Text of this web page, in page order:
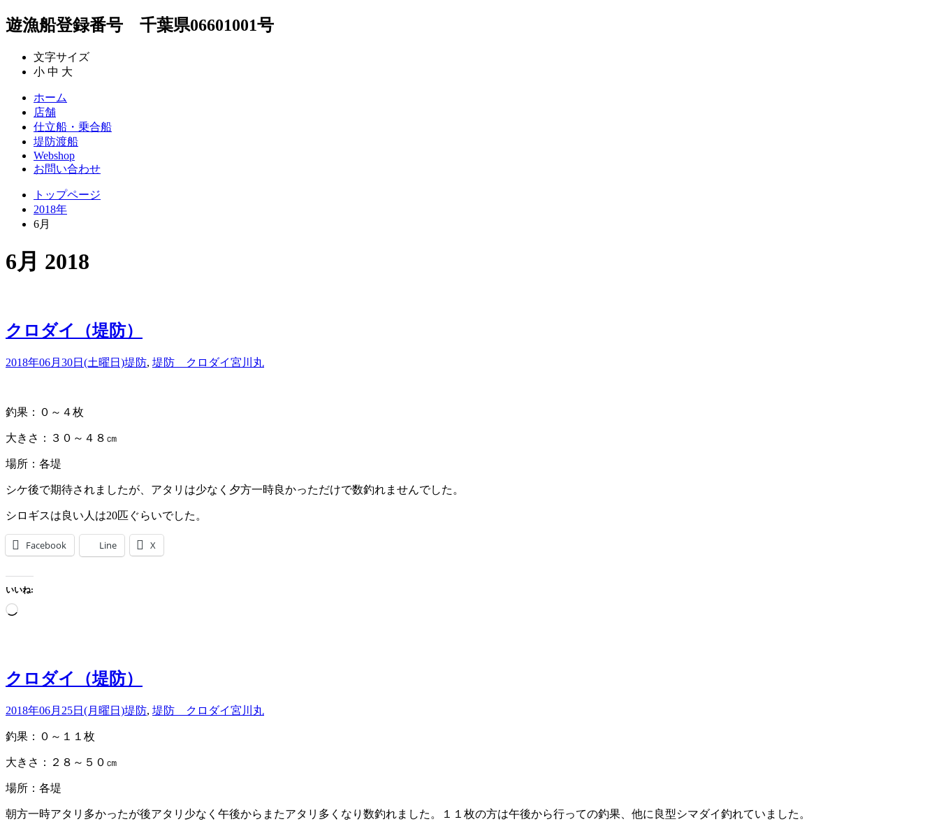
遊漁船登録番号 千葉県06601001号
文字サイズ
小 中 大
ホーム
店舗
仕立船・乗合船
堤防渡船
Webshop
お問い合わせ
トップページ
2018年
6月
6月 2018
クロダイ（堤防）
2018年06月30日(土曜日)堤防, 堤防 クロダイ宮川丸
釣果：０～４枚
大きさ：３０～４８㎝
場所：各堤
シケ後で期待されましたが、アタリは少なく夕方一時良かっただけで数釣れませんでした。
シロギスは良い人は20匹ぐらいでした。
Facebook Line X
いいね:
読
クロダイ（堤防）
2018年06月25日(月曜日)堤防, 堤防 クロダイ宮川丸
釣果：０～１１枚
大きさ：２８～５０㎝
場所：各堤
朝方一時アタリ多かったが後アタリ少なく午後からまたアタリ多くなり数釣れました。１１枚の方は午後から行っての釣果、他に良型シマダイ釣れていました。